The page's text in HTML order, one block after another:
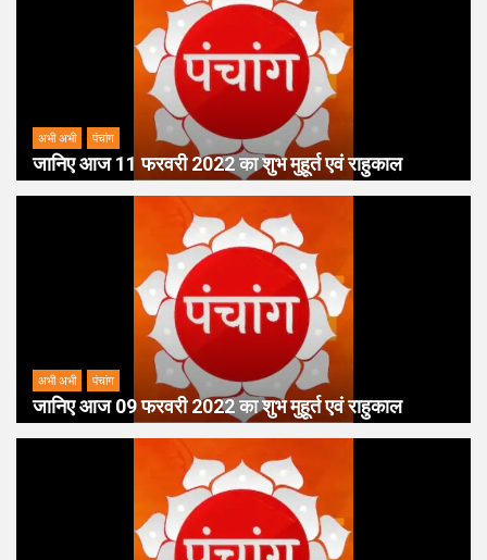
अभी अभी पंचांग
जानिए आज 11 फरवरी 2022 का शुभ मुहूर्त एवं राहुकाल
अभी अभी पंचांग
जानिए आज 09 फरवरी 2022 का शुभ मुहूर्त एवं राहुकाल